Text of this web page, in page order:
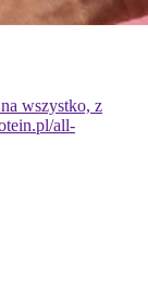
wszystko, z
all-